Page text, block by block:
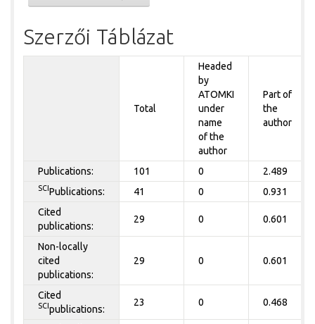
Szerzői Táblázat
Total
Headed
by
ATOMKI
under
name
of the
author
Part of
the
author
Publications: 101 0 2.489
SCI Publications: 41 0
0.931
Cited
publications:
29 0 0.601
Non-locally
cited
publications:
29 0 0.601
Cited
SCI publications:
23 0 0.468